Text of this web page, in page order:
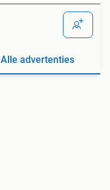
Alle advertenties